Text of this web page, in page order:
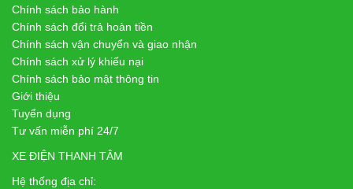
Chính sách bảo hành
Chính sách đổi trả hoàn tiền
Chính sách vận chuyển và giao nhận
Chính sách xử lý khiếu nại
Chính sách bảo mật thông tin
Giới thiệu
Tuyển dụng
Tư vấn miễn phí 24/7
XE ĐIỆN THANH TÂM
Hệ thống địa chỉ: